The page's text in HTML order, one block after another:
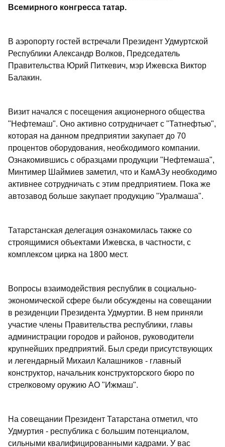
Всемирного конгресса татар.
В аэропорту гостей встречали Президент Удмуртской
Республики Александр Волков, Председатель
Правительства Юрий Питкевич, мэр Ижевска Виктор
Балакин.
Визит начался с посещения акционерного общества
"Нефтемаш". Оно активно сотрудничает с "Татнефтью",
которая на данном предприятии закупает до 70
процентов оборудования, необходимого компании.
Ознакомившись с образцами продукции "Нефтемаша",
Минтимер Шаймиев заметил, что и КамАЗу необходимо
активнее сотрудничать с этим предприятием. Пока же
автозавод больше закупает продукцию "Уралмаша".
Татарстанская делегация ознакомилась также со
строящимися объектами Ижевска, в частности, с
комплексом цирка на 1800 мест.
Вопросы взаимодействия республик в социально-
экономической сфере были обсуждены на совещании
в резиденции Президента Удмуртии. В нем приняли
участие члены Правительства республики, главы
администрации городов и районов, руководители
крупнейших предприятий. Был среди присутствующих
и легендарный Михаил Калашников - главный
конструктор, начальник конструкторского бюро по
стрелковому оружию АО "Ижмаш".
На совещании Президент Татарстана отметил, что
Удмуртия - республика с большим потенциалом,
сильными квалифицированными кадрами. У вас